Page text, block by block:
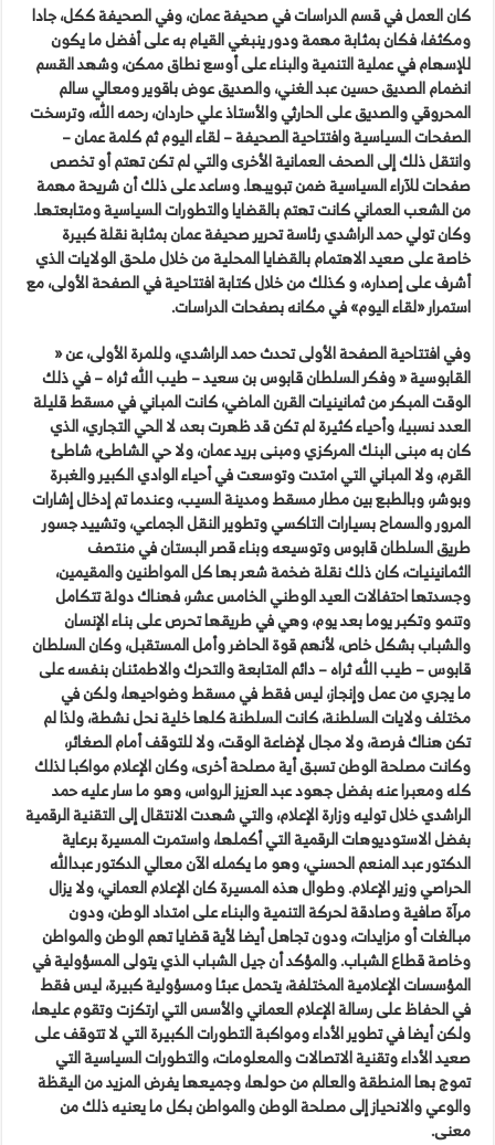
كان العمل في قسم الدراسات في صحيفة عمان، وفي الصحيفة ككل، جادا
ومكثفا، فكان بمثابة مهمة ودور ينبغي القيام به على أفضل ما يكون
للإسهام في عملية التنمية والبناء على أوسع نطاق ممكن، وشهد القسم
انضمام الصديق حسين عبد الغني، والصديق عوض باقوير ومعالي سالم
المحروقي والصديق على الحارثي والأستاذ علي حاردان، رحمه الله، وترسخت
الصفحات السياسية وافتتاحية الصحيفة – لقاء اليوم ثم كلمة عمان –
وانتقل ذلك إلى الصحف العمانية الأخرى والتي لم تكن تهتم أو تخصص
صفحات للآراء السياسية ضمن تبويبها. وساعد على ذلك أن شريحة مهمة
من الشعب العماني كانت تهتم بالقضايا والتطورات السياسية ومتابعتها.
وكان تولي حمد الراشدي رئاسة تحرير صحيفة عمان بمثابة نقلة كبيرة
خاصة على صعيد الاهتمام بالقضايا المحلية من خلال ملحق الولايات الذي
أشرف على إصداره، و كذلك من خلال كتابة افتتاحية في الصفحة الأولى، مع
استمرار «لقاء اليوم» في مكانه بصفحات الدراسات.
وفي افتتاحية الصفحة الأولى تحدث حمد الراشدي، وللمرة الأولى، عن «
القابوسية « وفكر السلطان قابوس بن سعيد – طيب الله ثراه – في ذلك
الوقت المبكر من ثمانينيات القرن الماضي، كانت المباني في مسقط قليلة
العدد نسبيا، وأحياء كثيرة لم تكن قد ظهرت بعد، لا الحي التجاري، الذي
كان به مبنى البنك المركزي ومبنى بريد عمان، ولا حي الشاطئ، شاطئ
القرم، ولا المباني التي امتدت وتوسعت في أحياء الوادي الكبير والغبرة
وبوشر، وبالطبع بين مطار مسقط ومدينة السيب، وعندما تم إدخال إشارات
المرور والسماح بسيارات التاكسي وتطوير النقل الجماعي، وتشييد جسور
طريق السلطان قابوس وتوسيعه وبناء قصر البستان في منتصف
الثمانينيات، كان ذلك نقلة ضخمة شعر بها كل المواطنين والمقيمين،
وجسدتها احتفالات العيد الوطني الخامس عشر، فهناك دولة تتكامل
وتنمو وتكبر يوما بعد يوم، وهي في طريقها تحرص على بناء الإنسان
والشباب بشكل خاص، لأنهم قوة الحاضر وأمل المستقبل، وكان السلطان
قابوس – طيب الله ثراه – دائم المتابعة والتحرك والاطمئنان بنفسه على
ما يجري من عمل وإنجاز، ليس فقط في مسقط وضواحيها، ولكن في
مختلف ولايات السلطنة، كانت السلطنة كلها خلية نحل نشطة، ولذا لم
تكن هناك فرصة، ولا مجال لإضاعة الوقت، ولا للتوقف أمام الصغائر،
وكانت مصلحة الوطن تسبق أية مصلحة أخرى، وكان الإعلام مواكبا لذلك
كله ومعبرا عنه بفضل جهود عبد العزيز الرواس، وهو ما سار عليه حمد
الراشدي خلال توليه وزارة الإعلام، والتي شهدت الانتقال إلى التقنية الرقمية
بفضل الاستوديوهات الرقمية التي أكملها، واستمرت المسيرة برعاية
الدكتور عبد المنعم الحسني، وهو ما يكمله الآن معالي الدكتور عبدالله
الحراصي وزير الإعلام. وطوال هذه المسيرة كان الإعلام العماني، ولا يزال
مرآة صافية وصادقة لحركة التنمية والبناء على امتداد الوطن، ودون
مبالغات أو مزايدات، ودون تجاهل أيضا لأية قضايا تهم الوطن والمواطن
وخاصة قطاع الشباب. والمؤكد أن جيل الشباب الذي يتولى المسؤولية في
المؤسسات الإعلامية المختلفة، يتحمل عبئا ومسؤولية كبيرة، ليس فقط
في الحفاظ على رسالة الإعلام العماني والأسس التي ارتكزت وتقوم عليها،
ولكن أيضا في تطوير الأداء ومواكبة التطورات الكبيرة التي لا تتوقف على
صعيد الأداء وتقنية الاتصالات والمعلومات، والتطورات السياسية التي
تموج بها المنطقة والعالم من حولها، وجميعها يفرض المزيد من اليقظة
والوعي والانحياز إلى مصلحة الوطن والمواطن بكل ما يعنيه ذلك من
معنى.